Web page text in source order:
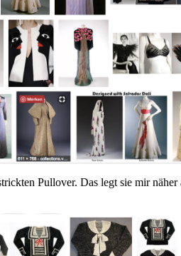
Pullover. Das legt sie mir